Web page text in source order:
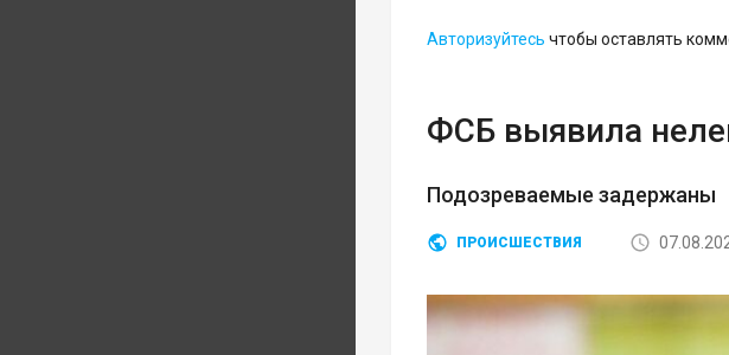
Авторизуйтесь чтобы оставлять
ФСБ выявила
Подозреваемые задержаны
ПРОИСШЕСТВИЯ